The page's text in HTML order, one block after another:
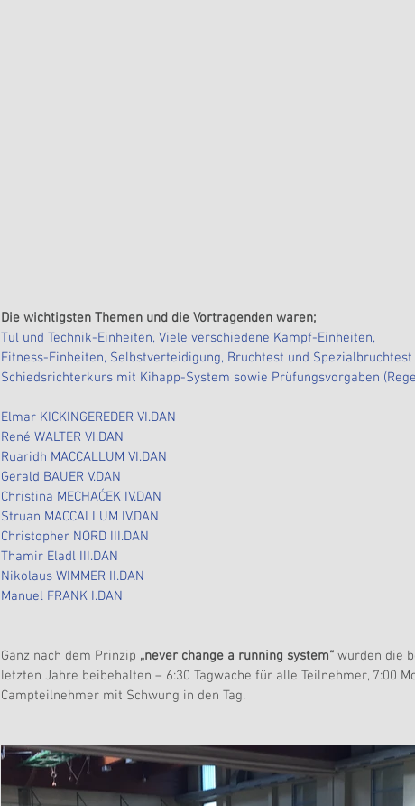
Die wichtigsten Themen und die Vortragenden waren;
Tul und Technik-Einheiten, Viele verschiedene Kampf-Einheiten,
Fitness-Einheiten, Selbstverteidigung, Bruchtest und Spezialbruchtest
Schiedsrichterkurs mit Kihapp-System sowie Prüfungsvorgaben
Elmar KICKINGEREDER VI.DAN
René WALTER VI.DAN
Ruaridh MACCALLUM VI.DAN
Gerald BAUER V.DAN
Christina MECHAĆEK IV.DAN
Struan MACCALLUM IV.DAN
Christopher NORD III.DAN
Thamir Eladl III.DAN
Nikolaus WIMMER II.DAN
Manuel FRANK I.DAN
Ganz nach dem Prinzip „never change a running system“ wurden die
letzten Jahre beibehalten – 6:30 Tagwache für alle Teilnehmer, 7:00
Campteilnehmer mit Schwung in den Tag.